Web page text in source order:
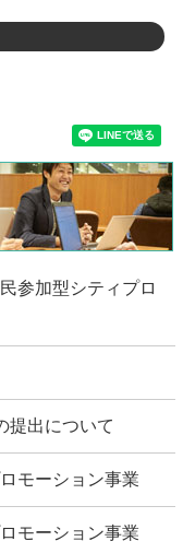
参加型シティプロ
出について
モーション事業
モーション事業